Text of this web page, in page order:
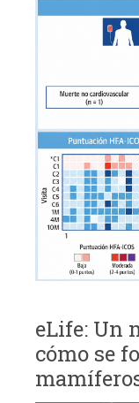
eLife: Un
cómo se